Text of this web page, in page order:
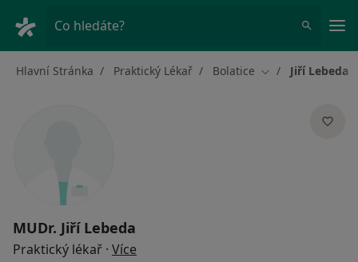
Co hledáte?
Hlavní Stránka Praktický Lékař Bolatice Změna města
Jiří Lebeda
MUDr. Jiří Lebeda
Praktický lékař · Více